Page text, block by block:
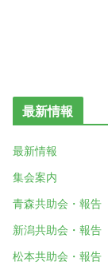
最新情報
最新情報
集会案内
青森共助会・報告
新潟共助会・報告
松本共助会・報告